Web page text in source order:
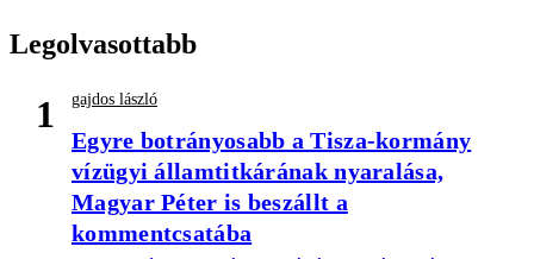
Legolvasottabb
1 gajdos lászló
Egyre botrányosabb a Tisza-kormány
vízügyi államtitkárának nyaralása,
Magyar Péter is beszállt a
kommentcsatába